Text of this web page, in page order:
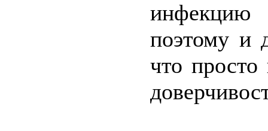
поэтому и
что просто